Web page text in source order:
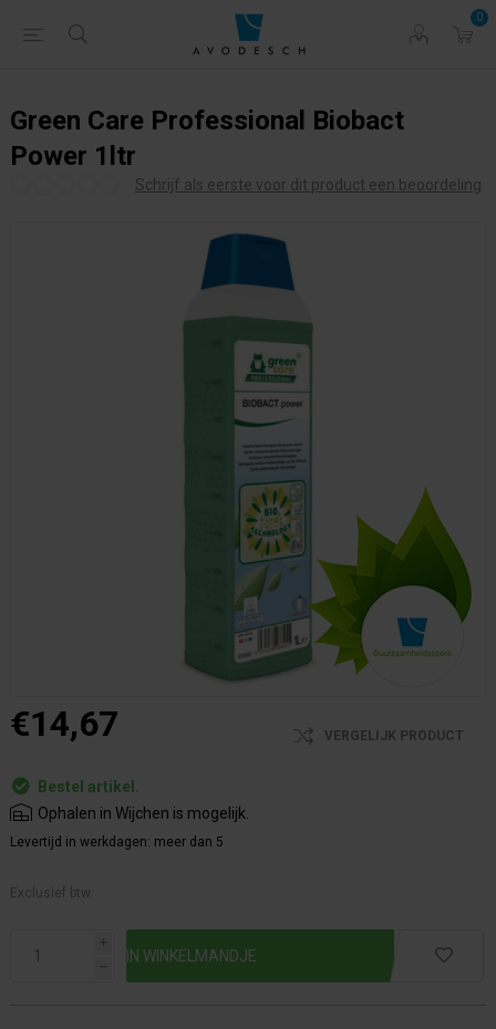
0
Green Care Professional Biobact
Power 1ltr
Schrijf als eerste voor dit product een beoordeling
€14,67 VERGELIJK PRODUCT
Bestel artikel.
Ophalen in Wijchen is mogelijk.
Levertijd in werkdagen: meer dan 5
Exclusief btw.
i
h